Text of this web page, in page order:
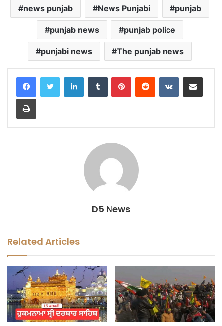
news punjab News Punjabi punjab
punjab news punjab police
punjabi news The punjab news
D5 News
Related Articles